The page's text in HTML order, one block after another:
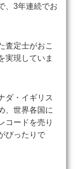
、3年連続でお
査定士がおこ
実現していま
ダ・イギリス
、世界各国に
コードを売り
ぴったりで